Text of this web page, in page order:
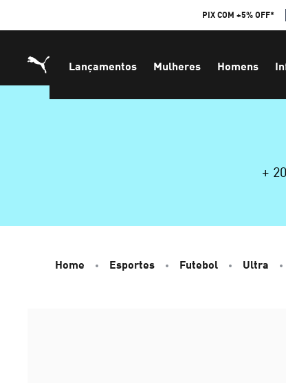
PIX COM +5% OFF*
Lançamentos Mulheres Homens
+
Home Esportes Futebol Ultra